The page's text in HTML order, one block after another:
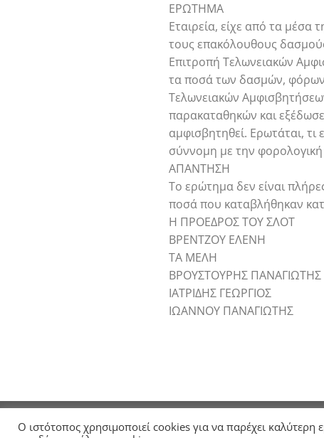
ΕΡΩΤΗΜΑ
Εταιρεία, είχε από τα μέσα
τους επακόλουθους
Επιτροπή Τελωνειακών
τα ποσά των δασμών, φόρων
Τελωνειακών
παρακαταθηκών και
αμφισβητηθεί. Ερωτάται, τι
σύννομη με την
ΑΠΑΝΤΗΣΗ
Το ερώτημα δεν είναι
ποσά που καταβλήθηκαν
Η ΠΡΟΕΔΡΟΣ ΤΟΥ ΣΛΟΤ
ΒΡΕΝΤΖΟΥ ΕΛΕΝΗ
ΤΑ ΜΕΛΗ
ΒΡΟΥΣΤΟΥΡΗΣ ΠΑΝΑΓΙΩΤΗΣ
ΙΑΤΡΙΔΗΣ ΓΕΩΡΓΙΟΣ
ΙΩΑΝΝΟΥ ΠΑΝΑΓΙΩΤΗΣ
Ο ιστότοπος χρησιμοποιεί cookies για να παρέχει